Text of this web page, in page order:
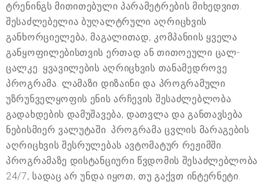
ტრენინგს მითითებული პარამეტრების მიხედვით.
შესაძლებელია ბუღალტრული აღრიცხვის
განხორციელება, მაგალითად, კომპანიის ყველა
განყოფილებისთვის ერთად ან თითოეული ცალ-
ცალკე. ყვავილების აღრიცხვის თანამედროვე
პროგრამა. ლამაზი დიზაინი და პროგრამული
უზრუნველყოფის ენის არჩევის შესაძლებლობა.
გადახდების დამუშავება, დათვლა და განთავსება
ნებისმიერ ვალუტაში. პროგრამა ცვლის მარაგების
აღრიცხვის შესრულებას ავტომატურ რეჟიმში.
პროგრამაზე დისტანციური წვდომის შესაძლებლობა
24/7, სადაც არ უნდა იყოთ, თუ გაქვთ ინტერნეტი.